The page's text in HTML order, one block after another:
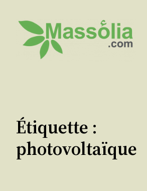
contenu
Étiquette :
photovoltaïque